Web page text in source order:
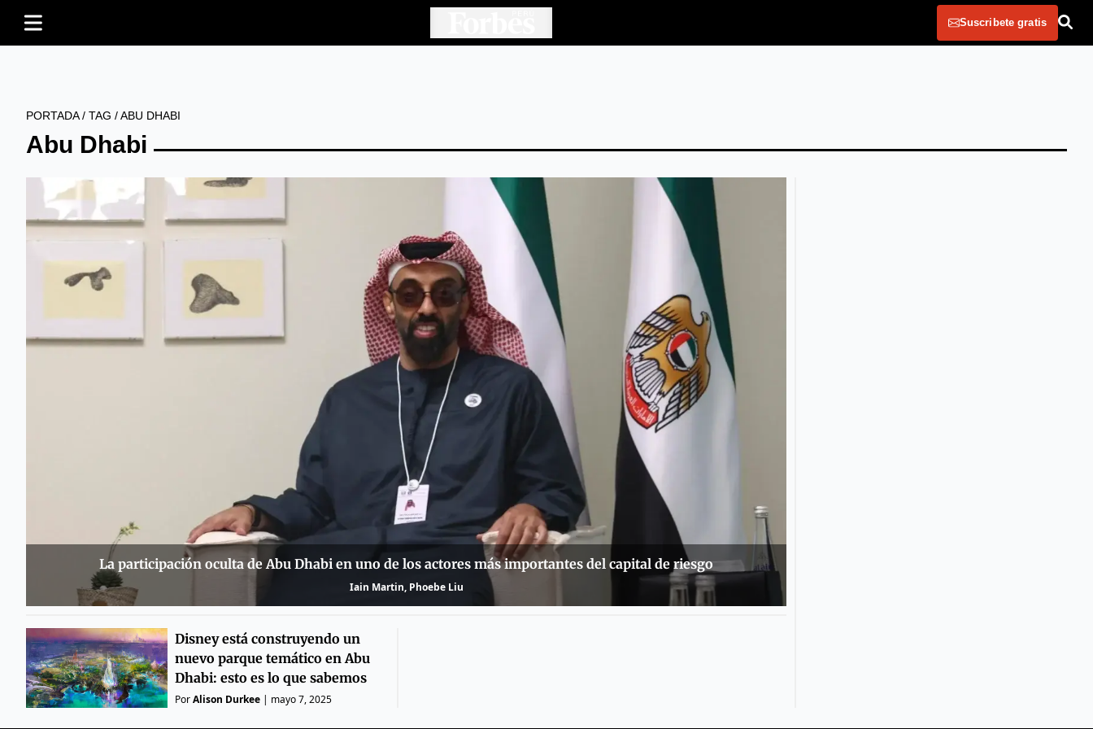
Suscribete gratis
PORTADA/ TAG /ABU DHABI
Abu Dhabi
La participación oculta de Abu Dhabi en uno de los actores más importantes del capital de riesgo
Iain Martin, Phoebe Liu
Disney está construyendo un
nuevo parque temático en Abu
Dhabi: esto es lo que sabemos
PorAlison Durkee| mayo 7, 2025